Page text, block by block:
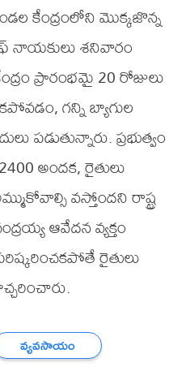
కేంద్రంలోని మొక్కజొన్న
నాయకులు శనివారం
ప్రారంభమై 20 రోజులు
గన్ని బ్యాగుల
పడుతున్నారు. ప్రభుత్వం
అందక, రైతులు
వస్తోందని రాష్ట్ర
ఆవేదన వ్యక్తం
రైతులు
వ్యవసాయం